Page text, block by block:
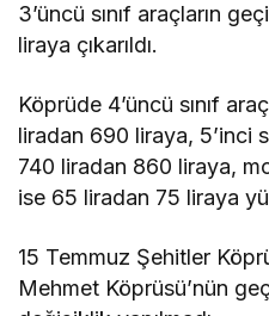
3’üncü sınıf araçların
liraya çıkarıldı.
Köprüde 4’üncü sınıf
liradan 690 liraya, 5’inci
740 liradan 860 liraya,
ise 65 liradan 75 liraya
15 Temmuz Şehitler
Mehmet Köprüsü’nün